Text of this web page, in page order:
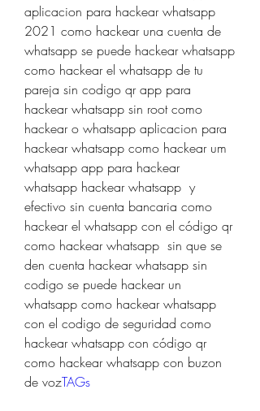
aplicacion para hackear whatsapp
2021 como hackear una cuenta de
whatsapp se puede hackear whatsapp
como hackear el whatsapp de tu
pareja sin codigo qr app para
hackear whatsapp sin root como
hackear o whatsapp aplicacion para
hackear whatsapp como hackear um
whatsapp app para hackear
whatsapp hackear whatsapp  y
efectivo sin cuenta bancaria como
hackear el whatsapp con el código qr
como hackear whatsapp  sin que se
den cuenta hackear whatsapp sin
codigo se puede hackear un
whatsapp como hackear whatsapp
con el codigo de seguridad como
hackear whatsapp con código qr
como hackear whatsapp con buzon
de vozTAGs